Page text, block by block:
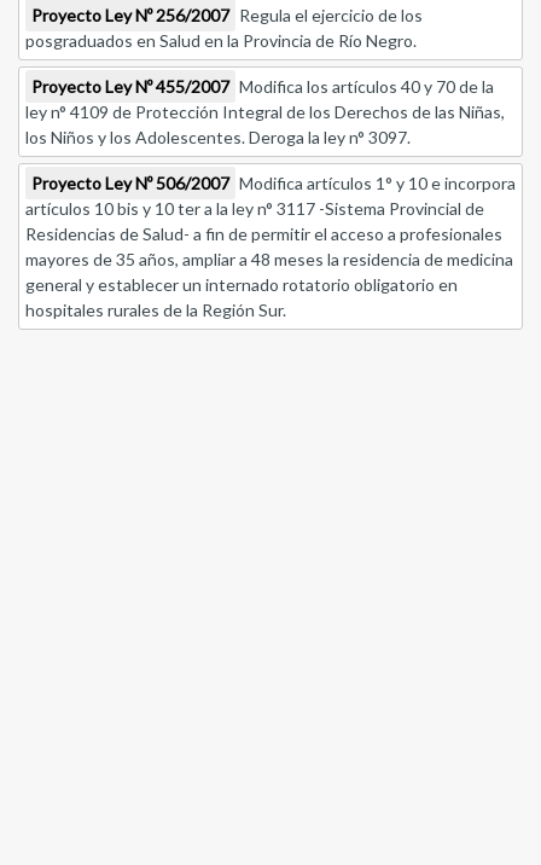
Proyecto Ley Nº 256/2007 Regula el ejercicio de los
posgraduados en Salud en la Provincia de Río Negro.
Proyecto Ley Nº 455/2007 Modifica los artículos 40 y 70 de la
ley n° 4109 de Protección Integral de los Derechos de las Niñas,
los Niños y los Adolescentes. Deroga la ley n° 3097.
Proyecto Ley Nº 506/2007 Modifica artículos 1° y 10 e incorpora
artículos 10 bis y 10 ter a la ley n° 3117 -Sistema Provincial de
Residencias de Salud- a fin de permitir el acceso a profesionales
mayores de 35 años, ampliar a 48 meses la residencia de medicina
general y establecer un internado rotatorio obligatorio en
hospitales rurales de la Región Sur.